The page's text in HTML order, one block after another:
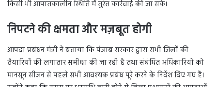
किसी भी आपातकालीन स्थिति में तुरंत कार्रवाई की जा सके।
निपटने की क्षमता और मज़बूत होगी
आपदा प्रबंधन मंत्री ने बताया कि पंजाब सरकार द्वारा सभी जिलों की
तैयारियों की लगातार समीक्षा की जा रही है तथा संबंधित अधिकारियों को
मानसून सीज़न से पहले सभी आवश्यक प्रबंध पूरे करने के निर्देश दिए गए हैं।